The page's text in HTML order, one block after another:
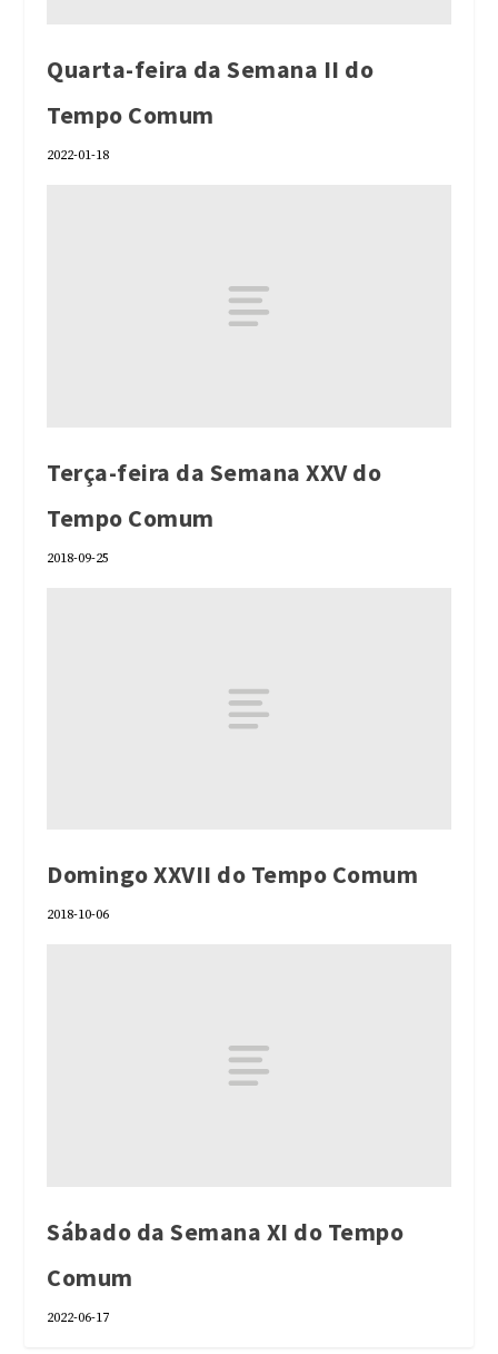
Quarta-feira da Semana II do
Tempo Comum
2022-01-18
Terça-feira da Semana XXV do
Tempo Comum
2018-09-25
Domingo XXVII do Tempo Comum
2018-10-06
Sábado da Semana XI do Tempo
Comum
2022-06-17